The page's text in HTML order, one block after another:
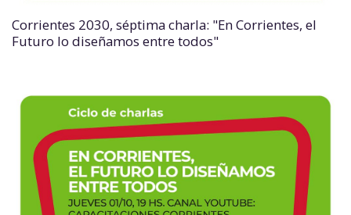
Corrientes 2030, séptima charla: "En Corrientes, el
Futuro lo diseñamos entre todos"